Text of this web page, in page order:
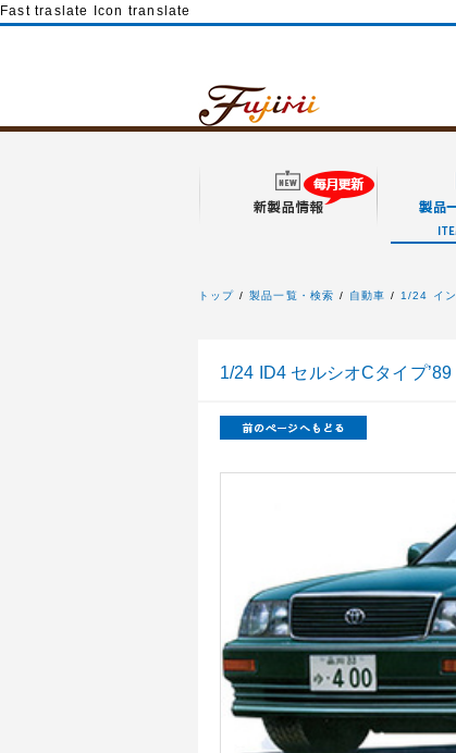
Fast traslate Icon translate
トップ 製品一覧・検索 自動車 1/24 イ
1/24 ID4 セルシオCタイプ’89